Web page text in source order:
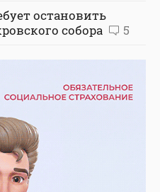
остановить
собора
5